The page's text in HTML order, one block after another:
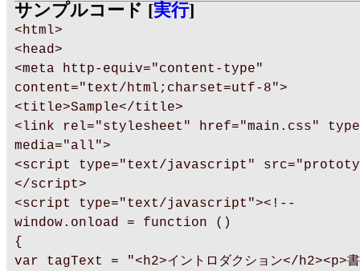
サンプルコード [実行]
<html>
<head>
<meta http-equiv="content-type"
content="text/html;charset=utf-8">
<title>Sample</title>
<link rel="stylesheet" href="main.css"
media="all">
<script type="text/javascript"
</script>
<script type="text/javascript"><!--
window.onload = function ()
{
var tagText = "<h2>イントロダクション</h2><p>